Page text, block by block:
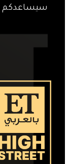
سيساعدكم